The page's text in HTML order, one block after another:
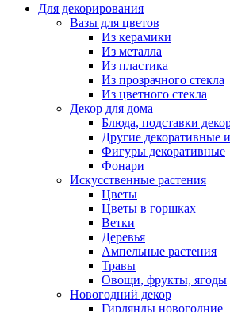
Для декорирования
Вазы для цветов
Из керамики
Из металла
Из пластика
Из прозрачного стекла
Из цветного стекла
Декор для дома
Блюда, подставки
Другие декоративные
Фигуры декоративные
Фонари
Искусственные растения
Цветы
Цветы в горшках
Ветки
Деревья
Ампельные растения
Травы
Овощи, фрукты, ягоды
Новогодний декор
Гирлянды новогодние